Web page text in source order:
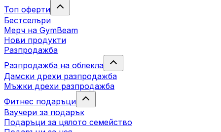
Топ оферти
Бестселъри
Мерч на GymBeam
Нови продукти
Разпродажба
Разпродажба на облекла
Дамски дрехи разпродажба
Мъжки дрехи разпродажба
Фитнес подаръци
Ваучери за подарък
Подаръци за цялото семейство